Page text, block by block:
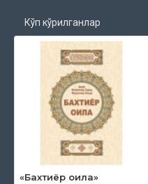
Кўп кўрилганлар
«Бахтиёр оила»